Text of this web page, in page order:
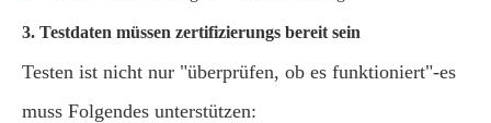
3. Testdaten müssen zertifizierungs bereit sein
Testen ist nicht nur "überprüfen, ob es funktioniert"-es
muss Folgendes unterstützen: